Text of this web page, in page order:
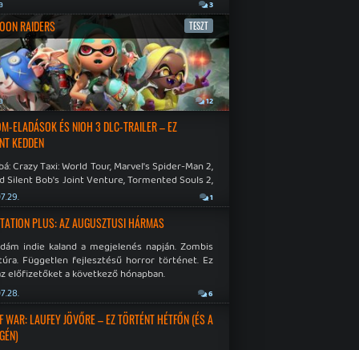
3
RAIDERS TESZT
12
ELADÁSOK ÉS NIOH 3 DLC-TRAILER – EZ
KEDDEN
Crazy Taxi: World Tour, Marvel's Spider-Man 2,
Silent Bob's Joint Venture, Tormented Souls 2,
Room in Hell, Slain 2: The Beast Within.
1
PLUS: AZ AUGUSZTUSI HÁRMAS
indie kaland a megjelenés napján. Zombis
Független fejlesztésű horror történet. Ez
előfizetőket a következő hónapban.
6
WAR: LAUFEY JÖVŐRE – EZ TÖRTÉNT HÉTFŐN (ÉS A